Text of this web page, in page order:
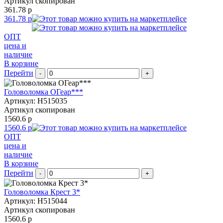
361.78 р
361.78 р
ОПТ
цена и
наличие
В корзине
Перейти
- +
Головоломка ОГеар***
Артикул: H515035
Артикул скопирован
1560.6 р
1560.6 р
ОПТ
цена и
наличие
В корзине
Перейти
- +
Головоломка Крест 3*
Артикул: H515044
Артикул скопирован
1560.6 р